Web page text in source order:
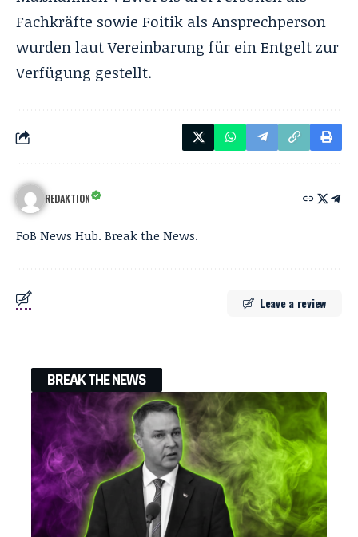
Fachkräfte sowie Foitik als Ansprechperson
wurden laut Vereinbarung für ein Entgelt zur
Verfügung gestellt.
REDAKTION
FoB News Hub. Break the News.
Leave a review
BREAK THE NEWS